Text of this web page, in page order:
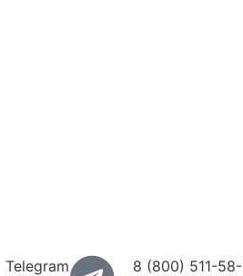
Telegram 8 (800) 511-58-